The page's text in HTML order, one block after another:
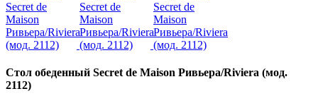
Стол обеденный Secret de Maison Ривьера/Riviera (мод.
2112)